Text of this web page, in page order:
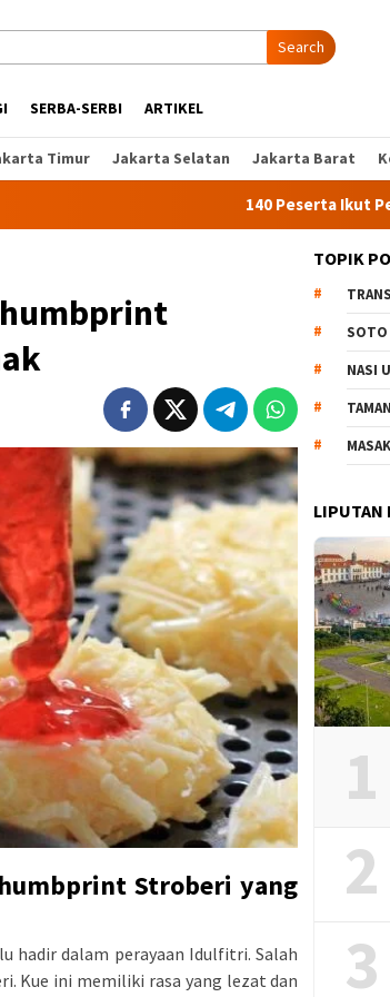
Search
SERBA-SERBI ARTIKEL
Timur Jakarta Selatan Jakarta Barat
140 Peserta Ikut Pelatihan
Stroberi yang
hadir dalam perayaan Idulfitri. Salah
Kue ini memiliki rasa yang lezat dan
TOPIK
SOTO
NASI
LIPUTAN
1
2
3